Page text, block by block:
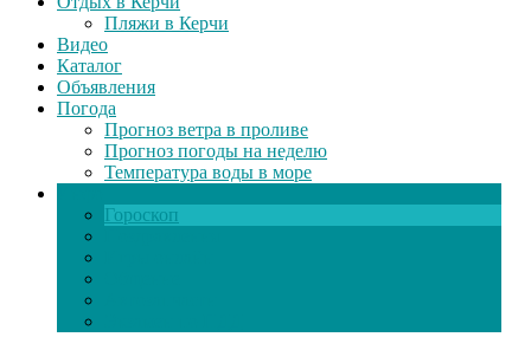
Пляжи в Керчи
Видео
Каталог
Объявления
Погода
Прогноз ветра в проливе
Прогноз погоды на неделю
Температура воды в море
Гороскоп